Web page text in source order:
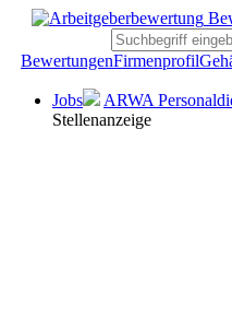
BewertungenFirmenprofil
Jobs
ARWA
Stellenanzeige